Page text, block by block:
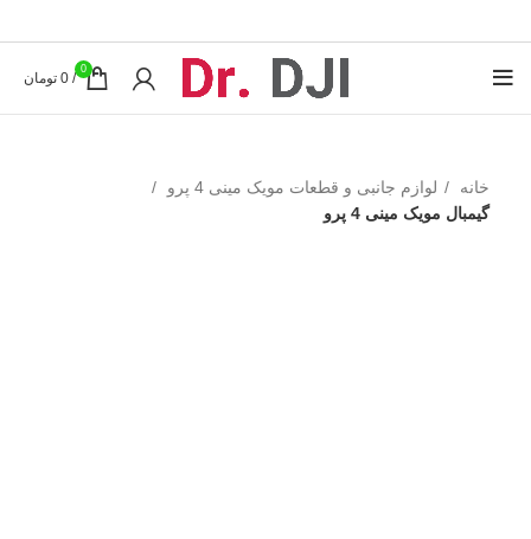
0
/
0 تومان
خانه
لوازم جانبی و قطعات مویک مینی 4 پرو
گیمبال مویک مینی 4 پرو